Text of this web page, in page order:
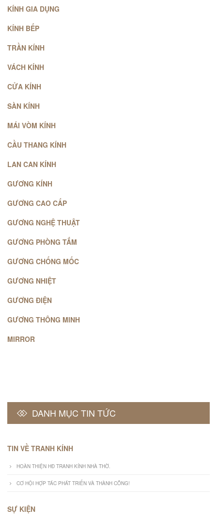
KÍNH GIA DỤNG
KÍNH BẾP
TRẦN KÍNH
VÁCH KÍNH
CỬA KÍNH
SÀN KÍNH
MÁI VÒM KÍNH
CẦU THANG KÍNH
LAN CAN KÍNH
GƯƠNG KÍNH
GƯƠNG CAO CẤP
GƯƠNG NGHỆ THUẬT
GƯƠNG PHÒNG TẮM
GƯƠNG CHỐNG MỐC
GƯƠNG NHIỆT
GƯƠNG ĐIỆN
GƯƠNG THÔNG MINH
MIRROR
DANH MỤC TIN TỨC
TIN VỀ TRANH KÍNH
HOÀN THIỆN HĐ TRANH KÍNH NHÀ THỜ.
CƠ HỘI HỢP TÁC PHÁT TRIỂN VÀ THÀNH CÔNG!
SỰ KIỆN